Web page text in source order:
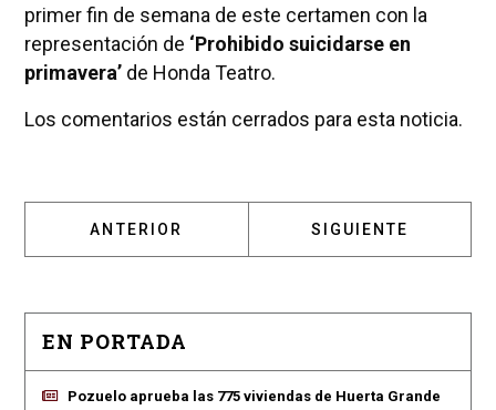
primer fin de semana de este certamen con la
representación de ‘Prohibido suicidarse en
primavera’de Honda Teatro.
Los comentarios están cerrados para esta noticia.
ARTÍCULO ANTERIOR: POZUELO INAUGURA
ANTERIOR ARTÍCULO
SIGUIENTE
EN PORTADA
Pozuelo aprueba las 775 viviendas de Huerta Grande